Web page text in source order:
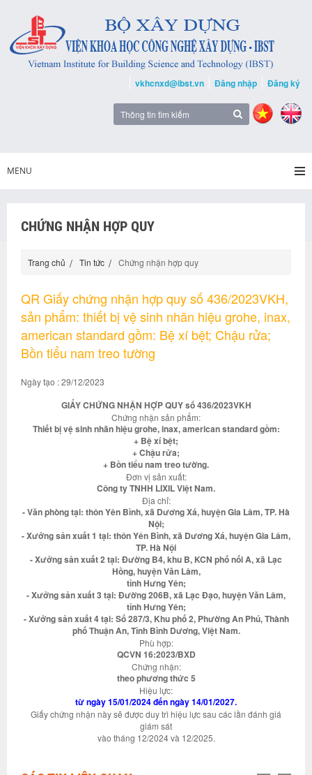
vkhcnxd@ibst.vn Đăng nhập Đăng ký
MENU
CHỨNG NHẬN HỢP QUY
Trang chủ Tin tức Chứng nhận hợp quy
QR Giấy chứng nhận hợp quy số 436/2023VKH,
sản phẩm: thiết bị vệ sinh nhãn hiệu grohe, inax,
american standard gồm: Bệ xí bệt; Chậu rửa;
Bồn tiểu nam treo tường
Ngày tạo : 29/12/2023
GIẤY CHỨNG NHẬN HỢP QUY số 436/2023VKH
Chứng nhận sản phẩm:
Thiết bị vệ sinh nhãn hiệu grohe, inax, american standard gồm:
+ Bệ xí bệt;
+ Chậu rửa;
+ Bồn tiểu nam treo tường.
Đơn vị sản xuất:
Công ty TNHH LIXIL Việt Nam.
Địa chỉ:
- Văn phòng tại: thôn Yên Bình, xã Dương Xá, huyện Gia Lâm, TP. Hà
Nội;
- Xưởng sản xuất 1 tại: thôn Yên Bình, xã Dương Xá, huyện Gia Lâm,
TP. Hà Nội
- Xưởng sản xuất 2 tại: Đường B4, khu B, KCN phố nối A, xã Lạc
Hồng, huyện Văn Lâm,
tỉnh Hưng Yên;
- Xưởng sản xuất 3 tại: Đường 206B, xã Lạc Đạo, huyện Văn Lâm,
tỉnh Hưng Yên;
- Xưởng sản xuất 4 tại: Số 287/3, Khu phố 2, Phường An Phú, Thành
phố Thuận An, Tỉnh Bình Dương, Việt Nam.
Phù hợp:
QCVN 16:2023/BXD
Chứng nhận:
theo phương thức 5
Hiệu lực:
từ ngày 15/01/2024 đến ngày 14/01/2027.
Giấy chứng nhận này sẽ được duy trì hiệu lực sau các lần đánh giá
giám sát
vào tháng 12/2024 và 12/2025.